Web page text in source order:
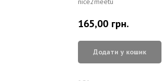
165,00 грн.
Додати у кошик